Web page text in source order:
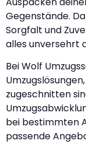
Gegenstände.
Sorgfalt und
alles unversehrt
Bei Wolf
zugeschnitten
bei bestimmten
passende